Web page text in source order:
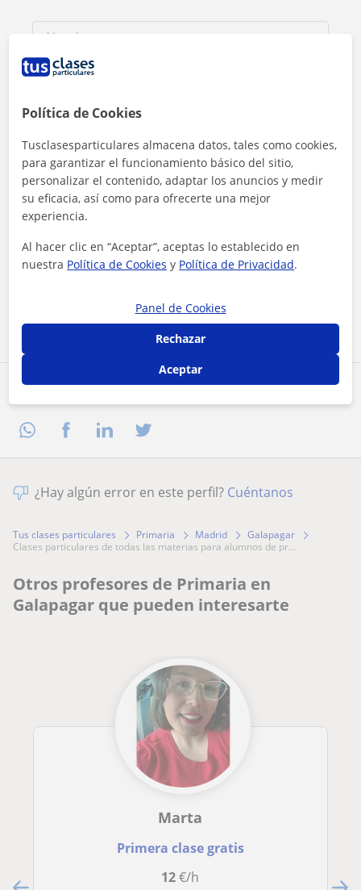
Al hacer clic, aceptas nuestro aviso legaly de privacidad
Contactar ahora
¿Hay algún error en este perfil? Cuéntanos
Tus clases particulares Primaria Madrid
Galapagar
clases particulares de todas las materias para alumnos de pr...
Otros profesores de Primaria en
Galapagar que pueden interesarte
Marta
Primera clase gratis
12€/h
Política de Cookies
Tusclasesparticulares almacena datos, tales como cookies,
para garantizar el funcionamiento básico del sitio,
personalizar el contenido, adaptar los anuncios y medir
su eficacia, así como para ofrecerte una mejor
experiencia.
Al hacer clic en “Aceptar”, aceptas lo establecido en
nuestra Política de Cookies y Política de Privacidad.
Panel de Cookies
Rechazar
Aceptar